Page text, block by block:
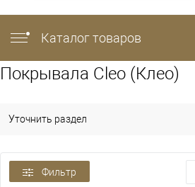
Каталог товаров
Покрывала Cleo (Клео)
Уточнить раздел
Фильтр